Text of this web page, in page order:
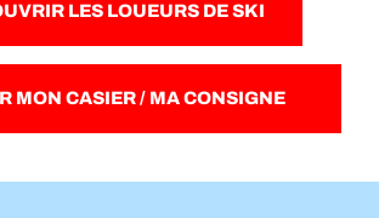
LES LOUEURS DE SKI
MON CASIER / MA CONSIGNE